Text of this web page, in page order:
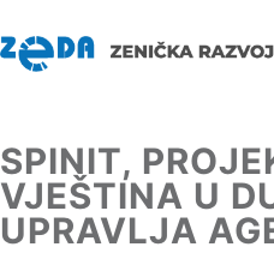
SPINIT,
VJEŠTINA U
UPRAVLJA